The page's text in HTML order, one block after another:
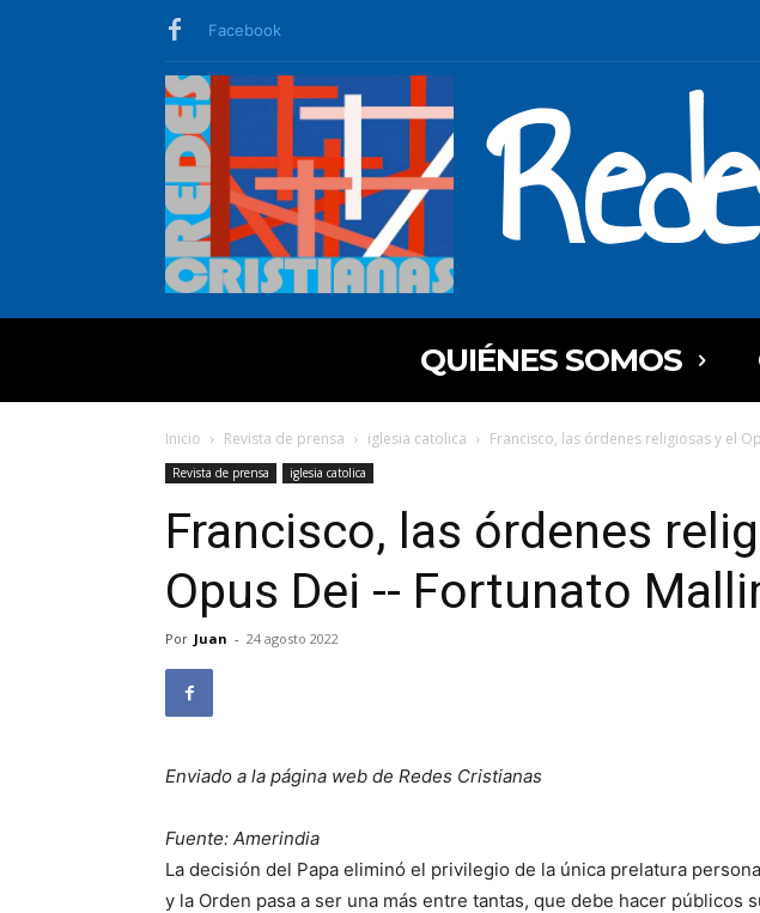
Facebook
QUIÉNES SOMOS
Inicio Revista de prensa iglesia catolica Francisco, las órdenes religiosas y el
Revista de prensa iglesia catolica
Francisco, las órdenes
Opus Dei -- Fortunato
Por Juan - 24 agosto 2022
Enviado a la página web de Redes Cristianas
Fuente: Amerindia
La decisión del Papa eliminó el privilegio de la única prelatura
y la Orden pasa a ser una más entre tantas, que debe hacer públicos